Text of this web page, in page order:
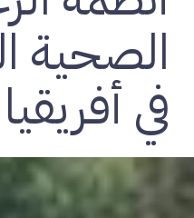
الصحية
في أفريقيا